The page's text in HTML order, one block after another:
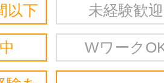
以下 未経験歓迎
Wワーク